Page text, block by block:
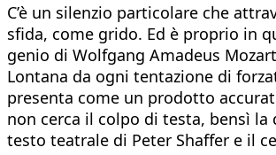
C’è un silenzio particolare che
sfida, come grido. Ed è proprio in
genio di Wolfgang Amadeus
Lontana da ogni tentazione di
presenta come un prodotto
non cerca il colpo di testa, bensì
testo teatrale di Peter Shaffer e il